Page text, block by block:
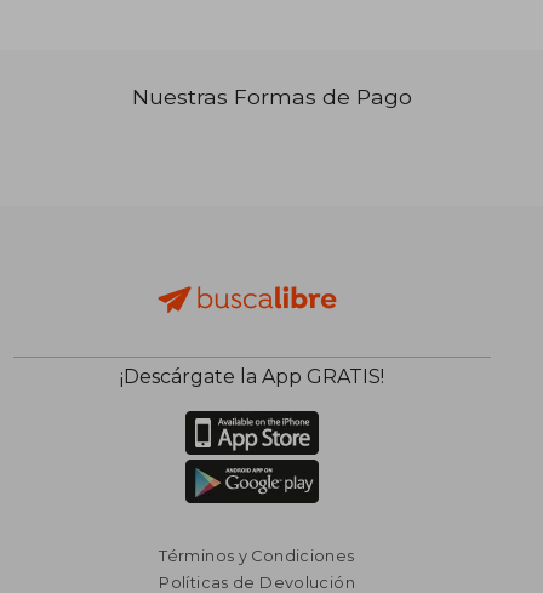
Nuestras Formas de Pago
¡Descárgate la App GRATIS!
Términos y Condiciones
Políticas de Devolución